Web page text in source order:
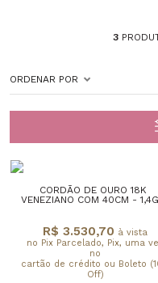
3
ORDENAR POR
CORDÃO DE OURO 18K
VENEZIANO COM 40CM -
R$ 3.530,70 à vista
no Pix Parcelado, Pix, uma
no
cartão de crédito ou Boleto
Off)